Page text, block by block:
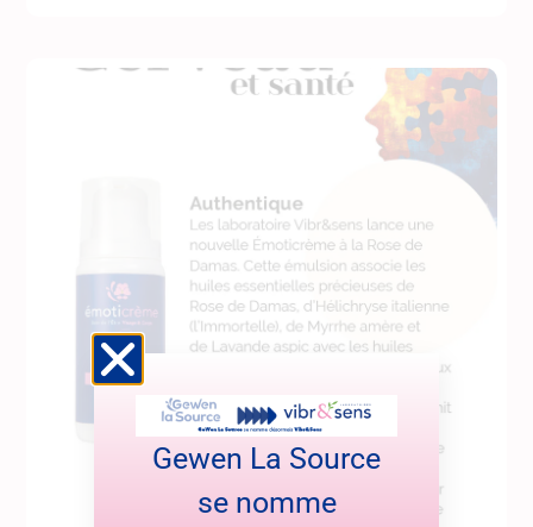
Gewen La Source
se nomme